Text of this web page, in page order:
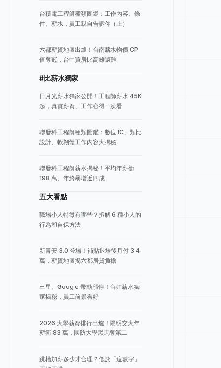
台積電工程師種類圖鑑：工作內容、條
件、薪水，員工親自告訴你（上）
六都薪資地圖出爐！台南薪水物價 CP
值奪冠，台中買房比高雄還難
#比薪水獨家
日月光薪水獨家公開！工程師薪水 45K
起，真實薪資、工作心得一次看
聯發科工程師種類圖鑑：數位 IC、類比
設計、軟韌體工作內容大揭秘
聯發科工程師薪水揭秘！平均年薪衝
198 萬、年終暴增近四成
五大看點
職場小人特徵有哪些？拆解 6 種小人的
行為和自保方法
新青安 3.0 登場！補貼退場後月付 3.4
萬，薪資地圖揭六都房貸負擔
三星、Google 帶動漲停！台虹薪水獨
家揭秘，員工前景看好
2026 大學薪資排行出爐！陽明交大年
薪衝 83 萬，國防大學黑馬奪第二
跳槽加薪多少才合理？低於「這數字」